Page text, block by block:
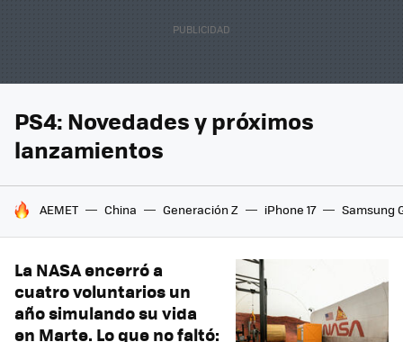
PS4: Novedades y próximos
lanzamientos
HOY SE HABLA DE
AEMET China Generación Z iPhone 17 Samsung
La NASA encerró a
cuatro voluntarios un
año simulando su vida
en Marte. Lo que no faltó: